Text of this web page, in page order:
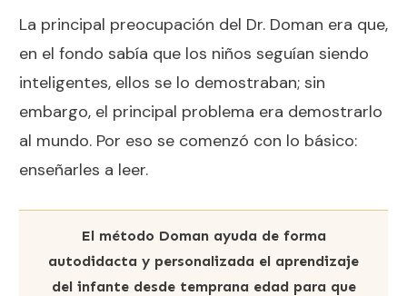
La principal preocupación del Dr. Doman era que,
en el fondo sabía que los niños seguían siendo
inteligentes, ellos se lo demostraban; sin
embargo, el principal problema era demostrarlo
al mundo. Por eso se comenzó con lo básico:
enseñarles a leer.
El método Doman ayuda de forma
autodidacta y personalizada el aprendizaje
del infante desde temprana edad para que